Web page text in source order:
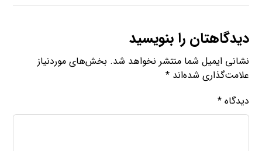
دیدگاهتان را بنویسید
نشانی ایمیل شما منتشر نخواهد شد. بخش‌های موردنیاز
علامت‌گذاری شده‌اند*
دیدگاه*